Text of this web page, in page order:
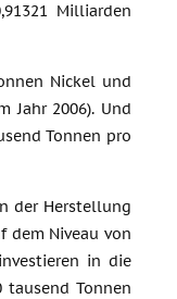
Milliarden
Nickel und
Jahr 2006). Und
Tonnen pro
der Herstellung
dem Niveau von
in die
tausend Tonnen